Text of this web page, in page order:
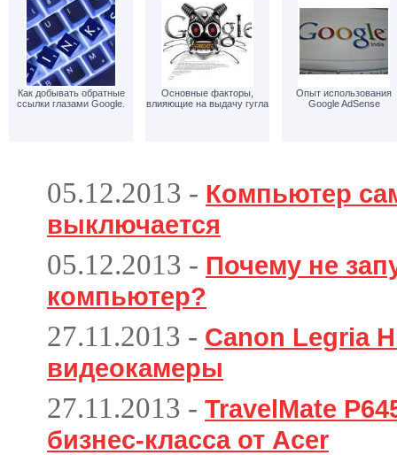
Как добывать обратные
ссылки глазами Google.
Основные факторы,
влияющие на выдачу гугла
Опыт использования
Google AdSense
05.12.2013 - Компьютер
выключается
05.12.2013 - Почему не
компьютер?
27.11.2013 - Canon Legria
видеокамеры
27.11.2013 - TravelMate
бизнес-класса от Acer